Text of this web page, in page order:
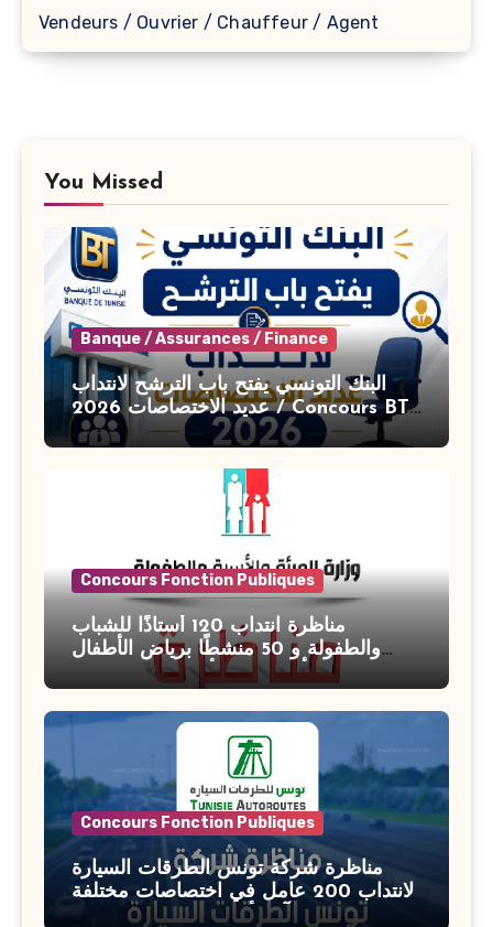
Vendeurs / Ouvrier / Chauffeur / Agent
You Missed
Banque / Assurances / Finance
البنك التونسي يفتح باب الترشح لانتداب
عديد الاختصاصات 2026 / Concours BT
Banque de Tunisie 2026
Concours Fonction Publiques
مناظرة انتداب 120 أستاذًا للشباب
والطفولة و 50 منشطًا برياض الأطفال
بوزارة الأسرة والمرأة والطفولة وكبار
Concours Fonction Publiques
مناظرة شركة تونس الطرقات السيارة
لانتداب 200 عامل في اختصاصات مختلفة
آخر أجل : 21 جويلية 2026